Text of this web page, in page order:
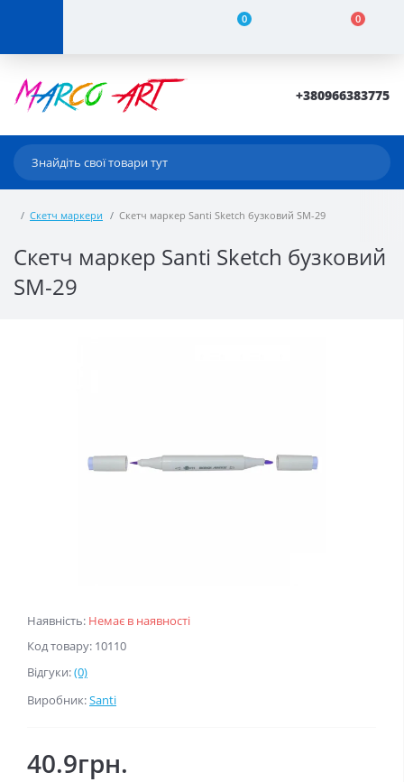
0 0
+380966383775
Скетч маркери Скетч маркер Santi Sketch бузковий SM-29
Скетч маркер Santi Sketch бузковий
SM-29
Наявність: Немає в наявності
Код товару: 10110
Відгуки:(0)
Виробник:Santi
40.9грн.